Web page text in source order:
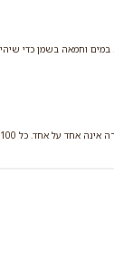
וחמאה בשמן כדי
גרם חמאה זה 80 מ"ל (1/3 כוס) שמן